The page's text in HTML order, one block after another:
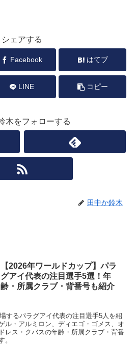
シェアする
Facebook はてブ
LINE コピー
木をフォローする
田中か鈴木
【2026年ワールドカップ】パラ
グアイ代表の注目選手5選！年
齢・所属クラブ・背番号も紹介
するパラグアイ代表の注目選手5人を紹
ル・アルミロン、ディエゴ・ゴメス、オ
レス・クバスの年齢・所属クラブ・背番
。